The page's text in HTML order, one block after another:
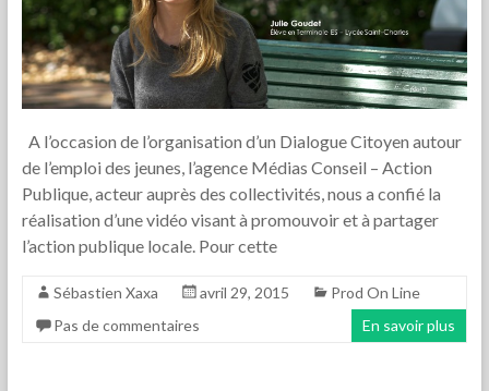
A l’occasion de l’organisation d’un Dialogue Citoyen autour
de l’emploi des jeunes, l’agence Médias Conseil – Action
Publique, acteur auprès des collectivités, nous a confié la
réalisation d’une vidéo visant à promouvoir et à partager
l’action publique locale. Pour cette
Sébastien Xaxa avril 29, 2015
Prod On Line
Pas de commentaires
En savoir plus